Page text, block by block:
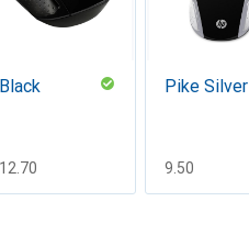
Black
CHF
12.70
Pike Silver
CHF
9.50